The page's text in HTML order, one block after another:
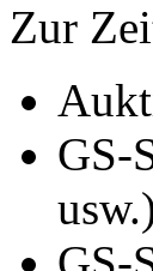
Zur
GS-